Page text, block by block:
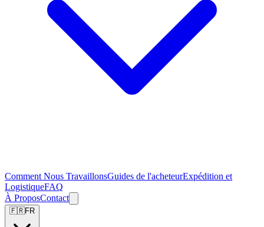
Comment Nous TravaillonsGuides de l'acheteurExpédition et
LogistiqueFAQ
À ProposContact
🇫🇷FR